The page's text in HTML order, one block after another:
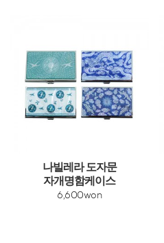
나빌레라 도자문
자개명함케이스
6,600won